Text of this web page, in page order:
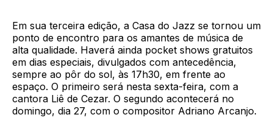
Em sua terceira edição, a Casa do Jazz se tornou um
ponto de encontro para os amantes de música de
alta qualidade. Haverá ainda pocket shows gratuitos
em dias especiais, divulgados com antecedência,
sempre ao pôr do sol, às 17h30, em frente ao
espaço. O primeiro será nesta sexta-feira, com a
cantora Liê de Cezar. O segundo acontecerá no
domingo, dia 27, com o compositor Adriano Arcanjo.